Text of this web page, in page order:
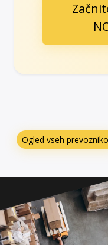
Ogled vseh